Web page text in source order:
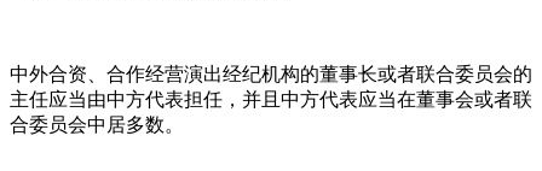
中外合资、合作经营演出经纪机构的董事长或者联合委员会的
主任应当由中方代表担任，并且中方代表应当在董事会或者联
合委员会中居多数。